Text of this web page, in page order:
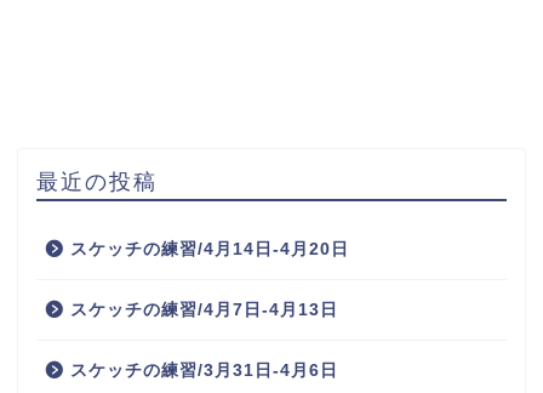
最近の投稿
スケッチの練習/4月14日-4月20日
スケッチの練習/4月7日-4月13日
スケッチの練習/3月31日-4月6日